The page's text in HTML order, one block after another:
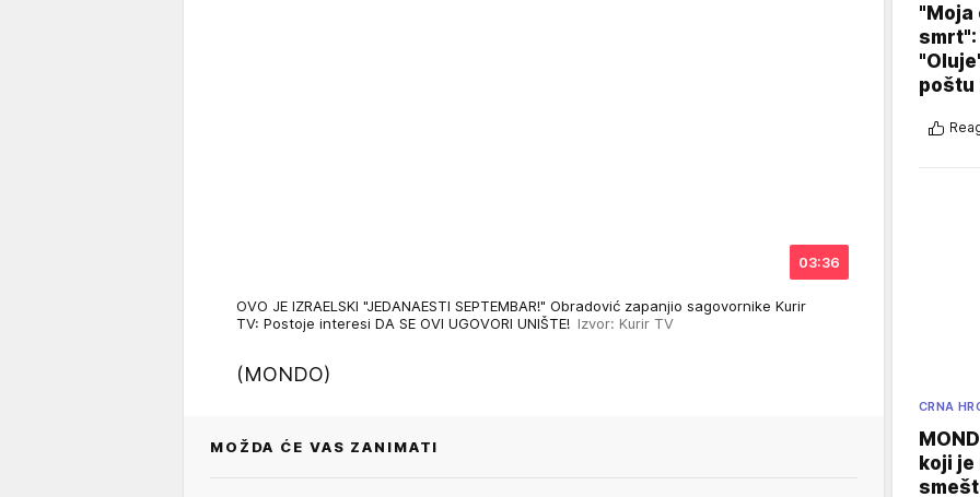
03:36
OVO JE IZRAELSKI "JEDANAESTI SEPTEMBAR!" Obradović zapanjio sagovornike Kurir
TV: Postoje interesi DA SE OVI UGOVORI UNIŠTE! Izvor: Kurir TV
(MONDO)
MOŽDA ĆE VAS ZANIMATI
"Moja
poštu
CRNA
koji